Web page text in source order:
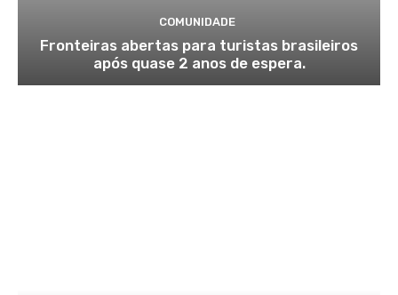
COMUNIDADE
Fronteiras abertas para turistas brasileiros
após quase 2 anos de espera.